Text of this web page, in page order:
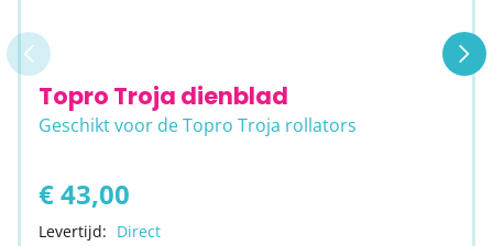
Topro Troja dienblad
Geschikt voor de Topro Troja rollators
€ 43,00
Levertijd: Direct